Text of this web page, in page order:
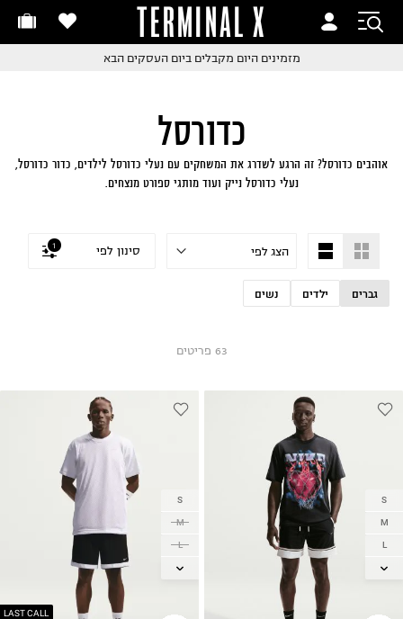
TERMINAL X
החלפות והחזרות בקליקעם שליח עד הבית!
כדורסל
אוהבים כדורסל? זה הרגע לשדרג את המשחקים עם נעלי כדורסל לילדים, כדור כדורסל,
נעלי כדורסל נייק ועוד מותגי ספורט מנצחים.
סינון לפי 1
גברים ילדים נשים
63 פריטים
S
M
L
XL
LAST CALL
S
M
L
XL